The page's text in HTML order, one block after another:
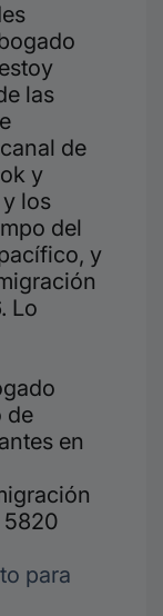
las
de
y
los
del
y
Lo
de
en
5820
para